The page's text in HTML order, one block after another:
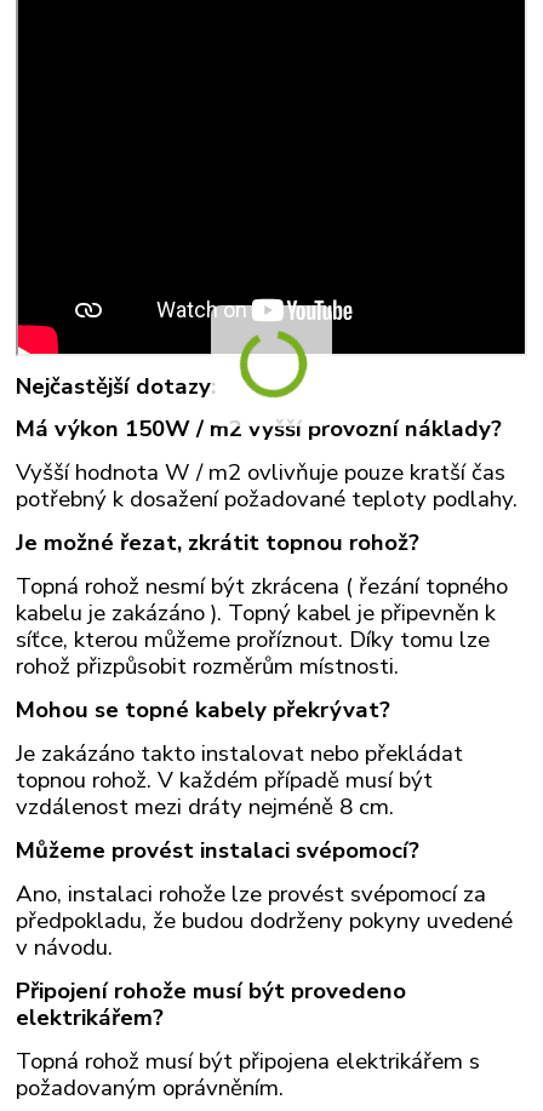
Nejčastější dotazy:
Má výkon 150W / m2 vyšší provozní náklady?
Vyšší hodnota W / m2 ovlivňuje pouze kratší čas
potřebný k dosažení požadované teploty podlahy.
Je možné řezat, zkrátit topnou rohož?
Topná rohož nesmí být zkrácena ( řezání topného
kabelu je zakázáno ). Topný kabel je připevněn k
síťce, kterou můžeme proříznout. Díky tomu lze
rohož přizpůsobit rozměrům místnosti.
Mohou se topné kabely překrývat?
Je zakázáno takto instalovat nebo překládat
topnou rohož. V každém případě musí být
vzdálenost mezi dráty nejméně 8 cm.
Můžeme provést instalaci svépomocí?
Ano, instalaci rohože lze provést svépomocí za
předpokladu, že budou dodrženy pokyny uvedené
v návodu.
Připojení rohože musí být provedeno
elektrikářem?
Topná rohož musí být připojena elektrikářem s
požadovaným oprávněním.